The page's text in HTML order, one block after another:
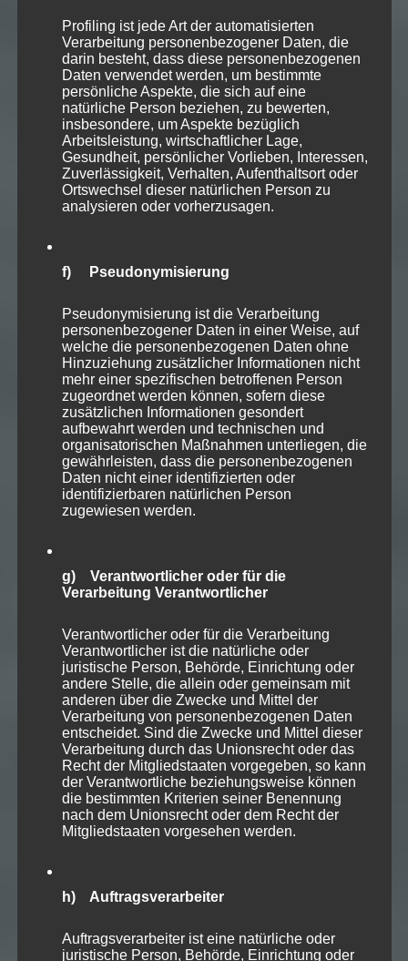
Profiling ist jede Art der automatisierten
Verarbeitung personenbezogener Daten, die
darin besteht, dass diese personenbezogenen
Daten verwendet werden, um bestimmte
persönliche Aspekte, die sich auf eine
natürliche Person beziehen, zu bewerten,
insbesondere, um Aspekte bezüglich
Arbeitsleistung, wirtschaftlicher Lage,
Gesundheit, persönlicher Vorlieben, Interessen,
Zuverlässigkeit, Verhalten, Aufenthaltsort oder
Ortswechsel dieser natürlichen Person zu
analysieren oder vorherzusagen.
f) Pseudonymisierung
Pseudonymisierung ist die Verarbeitung
personenbezogener Daten in einer Weise, auf
welche die personenbezogenen Daten ohne
Hinzuziehung zusätzlicher Informationen nicht
mehr einer spezifischen betroffenen Person
zugeordnet werden können, sofern diese
zusätzlichen Informationen gesondert
aufbewahrt werden und technischen und
organisatorischen Maßnahmen unterliegen, die
gewährleisten, dass die personenbezogenen
Daten nicht einer identifizierten oder
identifizierbaren natürlichen Person
zugewiesen werden.
g) Verantwortlicher oder für die
Verarbeitung Verantwortlicher
Verantwortlicher oder für die Verarbeitung
Verantwortlicher ist die natürliche oder
juristische Person, Behörde, Einrichtung oder
andere Stelle, die allein oder gemeinsam mit
anderen über die Zwecke und Mittel der
Verarbeitung von personenbezogenen Daten
entscheidet. Sind die Zwecke und Mittel dieser
Verarbeitung durch das Unionsrecht oder das
Recht der Mitgliedstaaten vorgegeben, so kann
der Verantwortliche beziehungsweise können
die bestimmten Kriterien seiner Benennung
nach dem Unionsrecht oder dem Recht der
Mitgliedstaaten vorgesehen werden.
h) Auftragsverarbeiter
Auftragsverarbeiter ist eine natürliche oder
juristische Person, Behörde, Einrichtung oder